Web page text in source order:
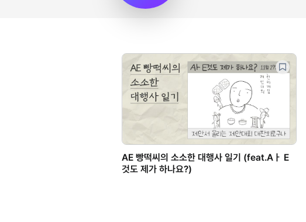
AE 빵떡씨의 소소한 대행사 일기 (feat.Aㅏ E
것도 제가 하나요?)